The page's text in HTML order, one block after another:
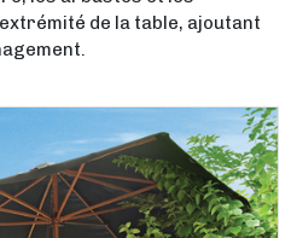
de la table, ajoutant